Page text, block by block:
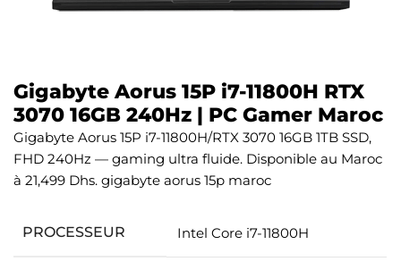
Gigabyte Aorus 15P i7-11800H RTX
3070 16GB 240Hz | PC Gamer Maroc
Gigabyte Aorus 15P i7-11800H/RTX 3070 16GB 1TB SSD,
FHD 240Hz — gaming ultra fluide. Disponible au Maroc
à 21,499 Dhs. gigabyte aorus 15p maroc
PROCESSEUR Intel Core i7-11800H